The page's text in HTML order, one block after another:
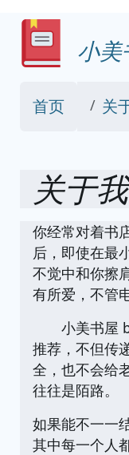
小美
首页 关
关于
你经常对着书
后，即使在最
不觉中和你擦
有所爱，不管
小美书屋
推荐，不但传
全，也不会给
往往是陌路。
如果能不一一
其中每一个人